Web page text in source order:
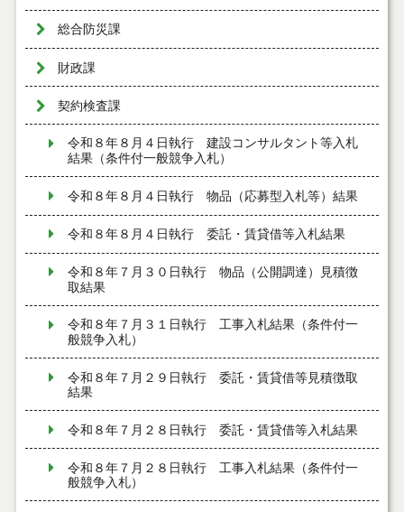
総合防災課
財政課
契約検査課
令和８年８月４日執行 建設コンサルタント等入札
結果（条件付一般競争入札）
令和８年８月４日執行 物品（応募型入札等）結果
令和８年８月４日執行 委託・賃貸借等入札結果
令和８年７月３０日執行 物品（公開調達）見積徴
取結果
令和８年７月３１日執行 工事入札結果（条件付一
般競争入札）
令和８年７月２９日執行 委託・賃貸借等見積徴取
結果
令和８年７月２８日執行 委託・賃貸借等入札結果
令和８年７月２８日執行 工事入札結果（条件付一
般競争入札）